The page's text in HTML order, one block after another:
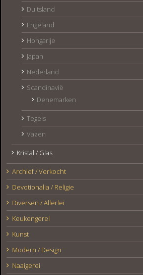
Duitsland
Engeland
Hongarije
Japan
Nederland
Scandinavië
Denemarken
Tegels
Vazen
Kristal / Glas
Archief / Verkocht
Devotionalia / Religie
Diversen / Allerlei
Keukengerei
Kunst
Modern / Design
Naaigerei